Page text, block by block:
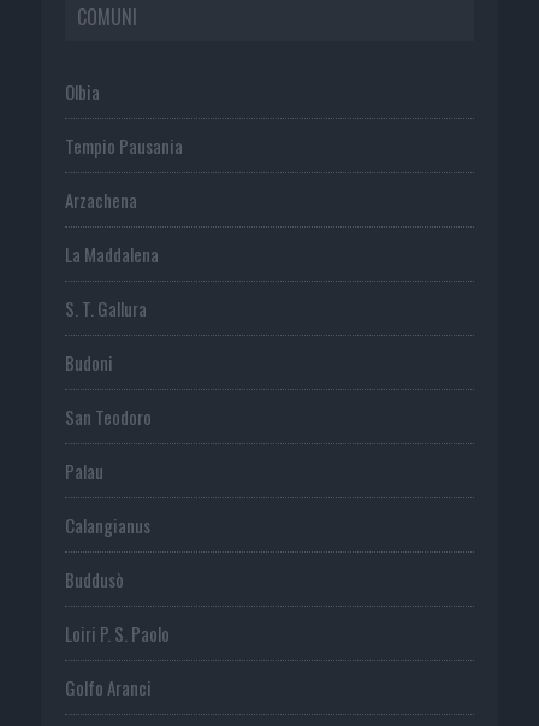
COMUNI
Olbia
Tempio Pausania
Arzachena
La Maddalena
S. T. Gallura
Budoni
San Teodoro
Palau
Calangianus
Buddusò
Loiri P. S. Paolo
Golfo Aranci